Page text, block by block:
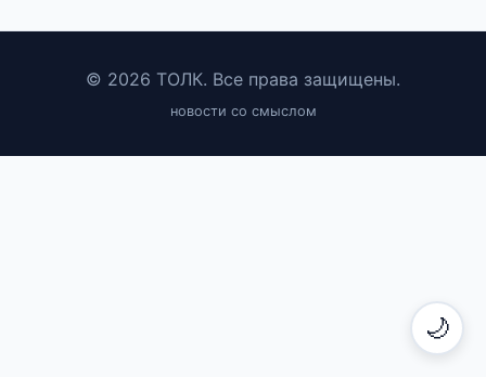
🌙
© 2026 ТОЛК. Все права защищены.
новости со смыслом